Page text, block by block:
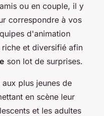
ou en couple, il y
correspondre à vos
d'animation
et diversifié afin
son lot de surprises.
aux plus jeunes de
en scène leur
et les adultes